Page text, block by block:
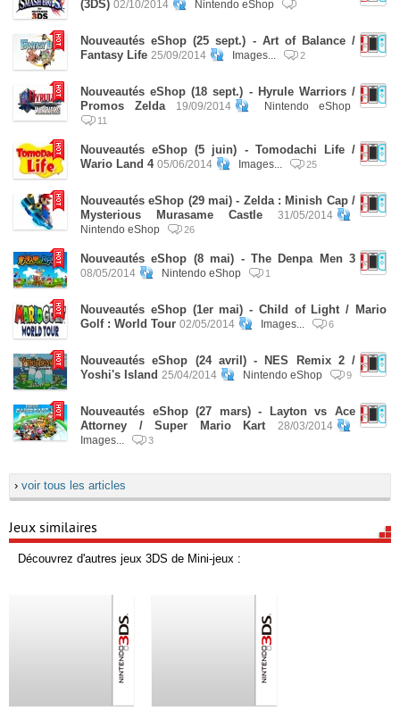
(3DS) 02/10/2014 Nintendo eShop
Nouveautés eShop (25 sept.) - Art of Balance /
Fantasy Life 25/09/2014 Images... 2
Nouveautés eShop (18 sept.) - Hyrule Warriors /
Promos Zelda
19/09/2014 Nintendo eShop
11
Nouveautés eShop (5 juin) - Tomodachi Life /
Wario Land 4 05/06/2014 Images... 25
Nouveautés eShop (29 mai) - Zelda : Minish Cap /
Mysterious Murasame Castle
31/05/2014
Nintendo eShop
26
Nouveautés eShop (8 mai) - The Denpa Men 3
08/05/2014 Nintendo eShop 1
Nouveautés eShop (1er mai) - Child of Light / Mario
Golf : World Tour 02/05/2014 Images... 6
Nouveautés eShop (24 avril) - NES Remix 2 /
Yoshi's Island 25/04/2014 Nintendo eShop 9
Nouveautés eShop (27 mars) - Layton vs Ace
Attorney / Super Mario Kart
28/03/2014
Images...
3
› voir tous les articles
Jeux similaires
Découvrez d'autres jeux 3DS de Mini-jeux :